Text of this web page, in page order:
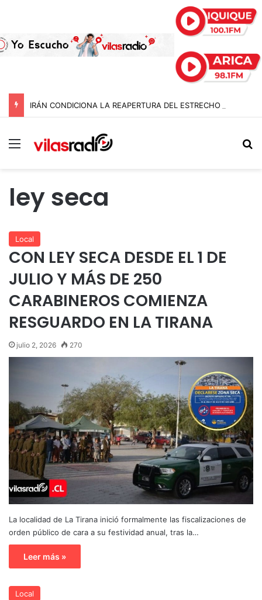
Menú
ley seca
Local
CON LEY SECA DESDE EL 1 DE
JULIO Y MÁS DE 250
CARABINEROS COMIENZA
RESGUARDO EN LA TIRANA
julio 2, 2026 270
La localidad de La Tirana inició formalmente las fiscalizaciones de
orden público de cara a su festividad anual, tras la…
Leer más »
Local